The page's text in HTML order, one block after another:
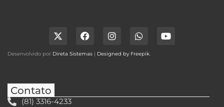
Desenvolvido por Direta Sistemas | Designed by Freepik.
Contato
(81) 3316-4233